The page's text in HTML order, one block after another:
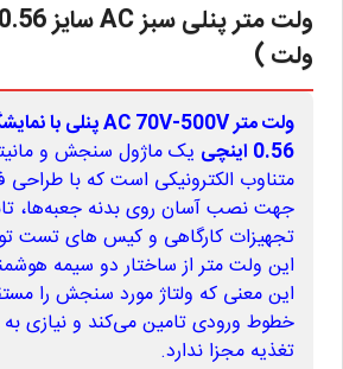
ولت )
0.56 اینچی
یک ماژول سنجش و
متناوب الکترونیکی است که با طراحی
جهت نصب آسان روی بدنه جعبه‌ها،
تجهیزات کارگاهی و کیس های تست
این ولت متر از ساختار دو سیمه
این معنی که ولتاژ مورد سنجش را
خطوط ورودی تامین می‌کند و نیازی به
تغذیه مجزا ندارد.